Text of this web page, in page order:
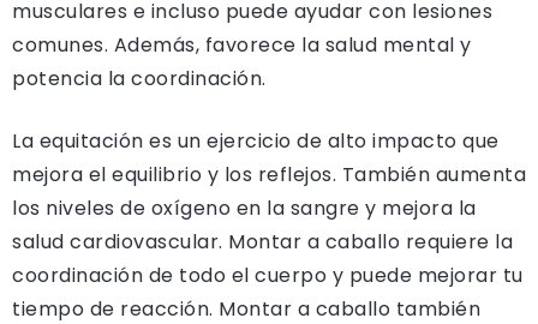
musculares e incluso puede ayudar con lesiones
comunes. Además, favorece la salud mental y
potencia la coordinación.
La equitación es un ejercicio de alto impacto que
mejora el equilibrio y los reflejos. También aumenta
los niveles de oxígeno en la sangre y mejora la
salud cardiovascular. Montar a caballo requiere la
coordinación de todo el cuerpo y puede mejorar tu
tiempo de reacción. Montar a caballo también